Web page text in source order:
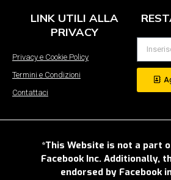
LINK UTILI ALLA
PRIVACY
Privacy e Cookie Policy
Termini e Condizioni
Contattaci
*This Website is not a part
Facebook Inc. Additionally,
endorsed by Facebook